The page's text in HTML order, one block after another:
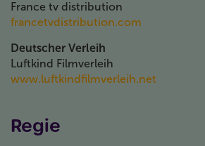
France tv distribution
francetvdistribution.com
Deutscher Verleih
Luftkind Filmverleih
www.luftkindfilmverleih.net
Regie